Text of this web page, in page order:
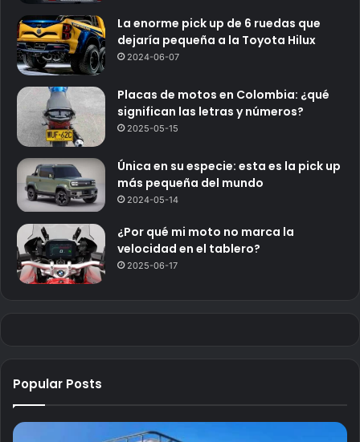
La enorme pick up de 6 ruedas que
dejaría pequeña a la Toyota Hilux
2024-06-07
Placas de motos en Colombia: ¿qué
significan las letras y números?
2025-05-15
Única en su especie: esta es la pick up
más pequeña del mundo
2024-05-14
¿Por qué mi moto no marca la
velocidad en el tablero?
2025-06-17
Popular Posts